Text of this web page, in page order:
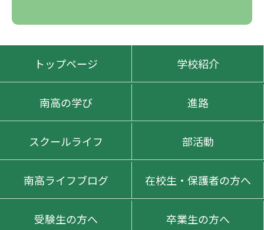
トップページ 学校紹介
南高の学び 進路
スクールライフ 部活動
南高ライフブログ 在校生・保護者の方へ
受験生の方へ 卒業生の方へ